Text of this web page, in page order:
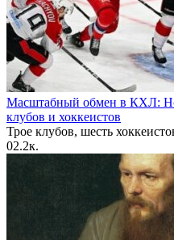
Масштабный обмен в КХЛ:
клубов и хоккеистов
Трое клубов, шесть
02.2к.